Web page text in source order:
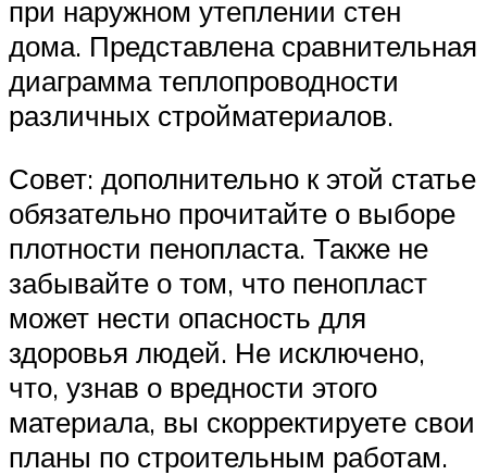
при наружном утеплении стен
дома. Представлена сравнительная
диаграмма теплопроводности
различных стройматериалов.
Совет: дополнительно к этой статье
обязательно прочитайте о выборе
плотности пенопласта. Также не
забывайте о том, что пенопласт
может нести опасность для
здоровья людей. Не исключено,
что, узнав о вредности этого
материала, вы скорректируете свои
планы по строительным работам.